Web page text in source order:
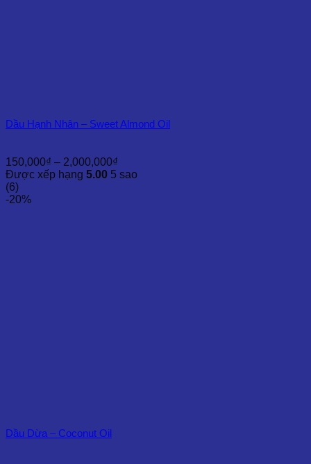
Dầu Hạnh Nhân – Sweet Almond Oil
150,000₫ – 2,000,000₫
giá:
Được xếp hạng 5.00 5 sao
(6)
-20%
Dầu Dừa – Coconut Oil